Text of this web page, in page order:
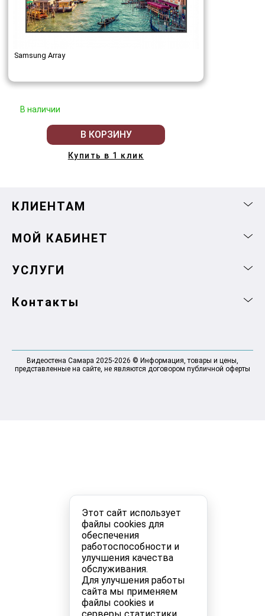
Этот сайт использует
файлы cookies для
обеспечения
работоспособности и
улучшения качества
обслуживания.
Для улучшения работы
сайта мы применяем
файлы cookies и
Samsung Array
В наличии
В КОРЗИНУ
Купить в 1 клик
КЛИЕНТАМ
МОЙ КАБИНЕТ
УСЛУГИ
Контакты
Видеостена Самара 2025-2026 © Информация, товары и цены,
представленные на сайте, не являются договором публичной оферты